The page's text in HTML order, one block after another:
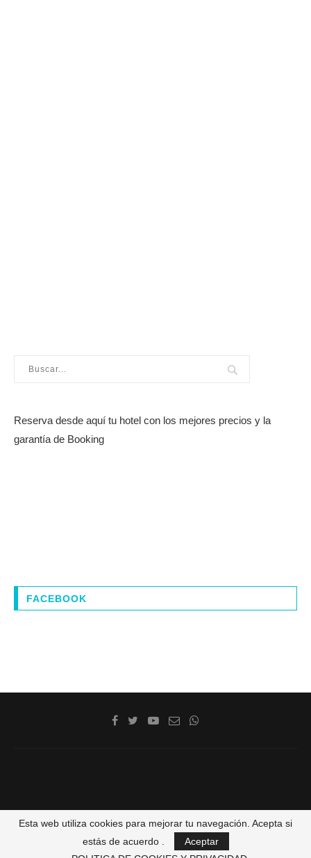
Reserva desde aquí tu hotel con los mejores precios y la
garantía de Booking
FACEBOOK
VOLVER ARRIBA
Esta web utiliza cookies para mejorar tu navegación. Acepta si
estás de acuerdo .
Aceptar